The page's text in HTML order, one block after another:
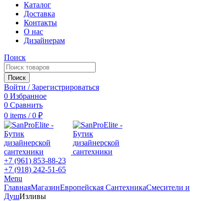
Каталог
Доставка
Контакты
О нас
Дизайнерам
Поиск
Поиск
Войти / Зарегистрироваться
0 Избранное
0 Сравнить
0 items / 0 ₽
+7 (961) 853-88-23
+7 (918) 242-51-65
Menu
ГлавнаяМагазинЕвропейская СантехникаСмесители и
ДушИзливы